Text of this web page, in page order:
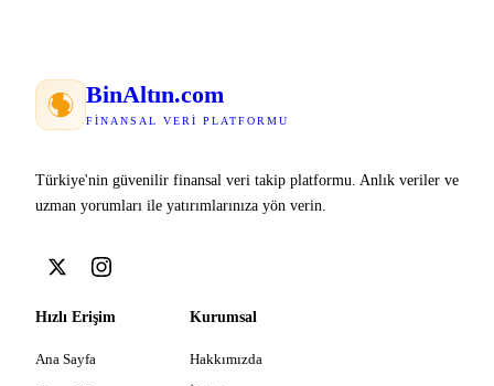
BinAltın.com
FINANSAL VERI PLATFORMU
Türkiye'nin güvenilir finansal veri takip platformu. Anlık veriler ve
uzman yorumları ile yatırımlarınıza yön verin.
Hızlı Erişim
Ana Sayfa
Kurumsal
Hakkımızda